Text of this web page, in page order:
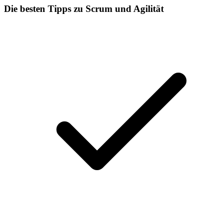
Die besten Tipps zu Scrum und Agilität